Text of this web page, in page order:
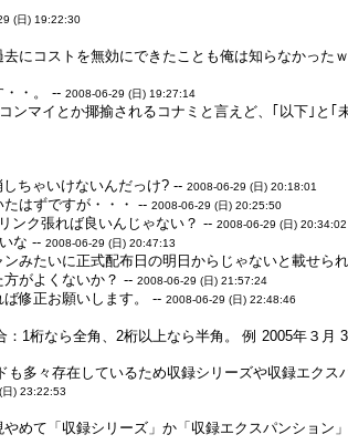
(日) 19:22:30
にコストを無効にできたことも俺は知らなかっ
・・。 --2008-06-29 (日) 19:27:14
マイとか揶揄されるコナミと言えど、｢以下｣と｢
ちゃいけないんだっけ? --2008-06-29 (日) 20:18:01
たはずですが・・・ --2008-06-29 (日) 20:25:50
ンク張れば良いんじゃない？ --2008-06-29 (日) 20:34:02
な --2008-06-29 (日) 20:47:13
みたいに正式配布日の明日からじゃないと載せら
方がよくないか？ --2008-06-29 (日) 21:57:24
ば修正お願いします。 --2008-06-29 (日) 22:48:46
1桁なら全角、2桁以上なら半角。 例 2005年３月
多々存在しているため収録シリーズや収録エクス
) 23:22:53
めて「収録シリーズ」か「収録エクスパンション